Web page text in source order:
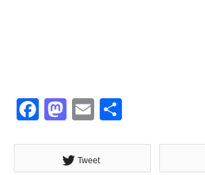
Facebook
Mastodon
Email
Tweet